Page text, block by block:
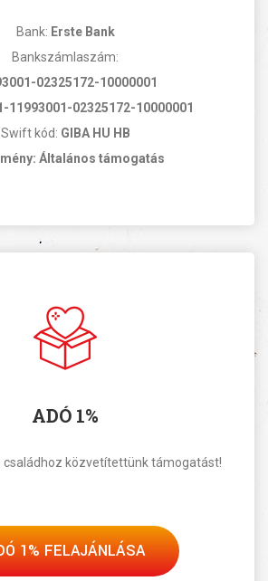
Bank: Erste Bank
Bankszámlaszám:
02325172-10000001
11993001-02325172-10000001
Swift kód: GIBA HU HB
Általános támogatás
ADÓ 1%
családhoz közvetítettünk támogatást!
1% FELAJÁNLÁSA